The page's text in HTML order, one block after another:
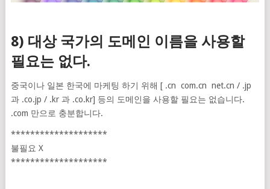
8) 대상 국가의 도메인 이름을 사용할
필요는 없다.
중국이나 일본 한국에 마케팅 하기 위해 [ .cn com.cn net.cn / .jp
과 .co.jp / .kr 과 .co.kr] 등의 도메인을 사용할 필요는 없습니다.
.com 만으로 충분합니다.
********************
불필요 X
********************